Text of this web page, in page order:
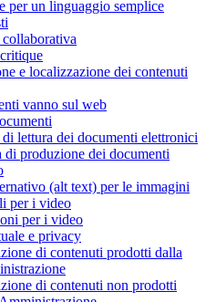
per un linguaggio semplice
e localizzazione dei contenuti
vanno sul web
lettura dei documenti elettronici
produzione dei documenti
(alt text) per le immagini
per i video
per i video
e privacy
di contenuti prodotti dalla
di contenuti non prodotti